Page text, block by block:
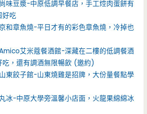
味豆漿-中原低調早餐店，手工焢肉蛋餅有
好吃
和章魚燒-平日才有的彩色章魚燒，冷掉也
艾米蔻餐酒館-深藏在二樓的低調餐酒
吃，還有調酒無限暢飲 (邀約)
東餃子館-山東燒雞是招牌，大份量餐點學
冰-中原大學旁溫馨小店面，火龍果綿綿冰